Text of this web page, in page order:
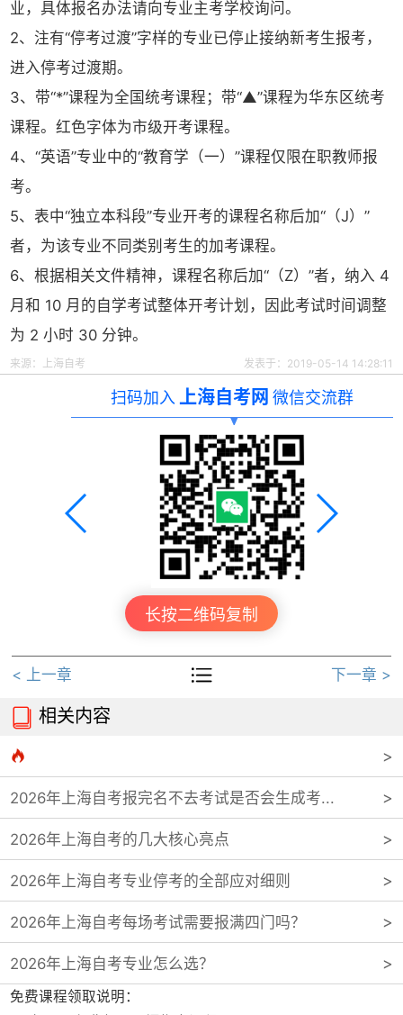
业，具体报名办法请向专业主考学校询问。
2、注有“停考过渡”字样的专业已停止接纳新考生报考，
进入停考过渡期。
3、带“*”课程为全国统考课程；带“▲”课程为华东区统考
课程。红色字体为市级开考课程。
4、“英语”专业中的“教育学（一）”课程仅限在职教师报
考。
5、表中“独立本科段”专业开考的课程名称后加“（J）”
者，为该专业不同类别考生的加考课程。
6、根据相关文件精神，课程名称后加“（Z）”者，纳入 4
月和 10 月的自学考试整体开考计划，因此考试时间调整
为 2 小时 30 分钟。
来源： 上海自考 发表于：2019-05-14 14:28:11
扫码加入 上海自考网 微信交流群
长按二维码复制
< 上一章  下一章 >
 相关内容

2026年上海自考报完名不去考试是否会生成考...
2026年上海自考的几大核心亮点
2026年上海自考专业停考的全部应对细则
2026年上海自考每场考试需要报满四门吗？
2026年上海自考专业怎么选？
免费课程领取说明：